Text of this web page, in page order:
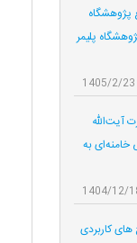
پژوهشگاه
پلیمر
1405/2/23
آیت‌الله
به
1404/12/
کاربردی